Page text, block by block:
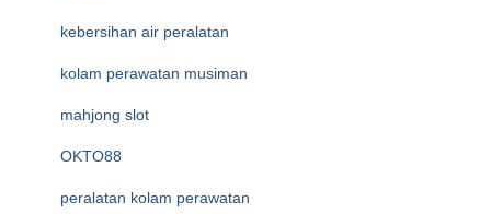
kebersihan air peralatan
kolam perawatan musiman
mahjong slot
OKTO88
peralatan kolam perawatan